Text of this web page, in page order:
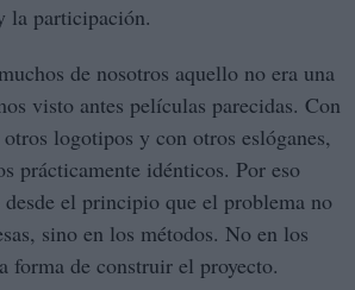
la participación.
de nosotros aquello no era una
visto antes películas parecidas. Con
logotipos y con otros eslóganes,
prácticamente idénticos. Por eso
el principio que el problema no
sino en los métodos. No en los
forma de construir el proyecto.